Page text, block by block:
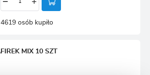
4619 osób kupiło
MUSCARII SZAFIREK MIX 10 SZT